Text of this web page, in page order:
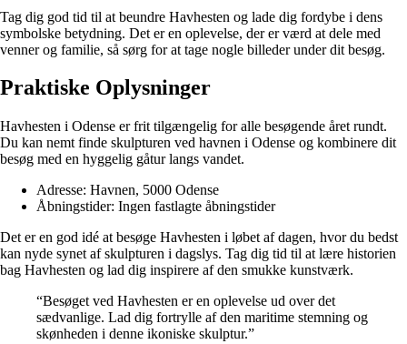
Tag dig god tid til at beundre Havhesten og lade dig fordybe i dens
symbolske betydning. Det er en oplevelse, der er værd at dele med
venner og familie, så sørg for at tage nogle billeder under dit besøg.
Praktiske Oplysninger
Havhesten i Odense er frit tilgængelig for alle besøgende året rundt.
Du kan nemt finde skulpturen ved havnen i Odense og kombinere dit
besøg med en hyggelig gåtur langs vandet.
Adresse: Havnen, 5000 Odense
Åbningstider: Ingen fastlagte åbningstider
Det er en god idé at besøge Havhesten i løbet af dagen, hvor du bedst
kan nyde synet af skulpturen i dagslys. Tag dig tid til at lære historien
bag Havhesten og lad dig inspirere af den smukke kunstværk.
“Besøget ved Havhesten er en oplevelse ud over det
sædvanlige. Lad dig fortrylle af den maritime stemning og
skønheden i denne ikoniske skulptur.”